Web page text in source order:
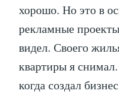
хорошо. Но это в
рекламные
видел. Своего
квартиры я
когда создал